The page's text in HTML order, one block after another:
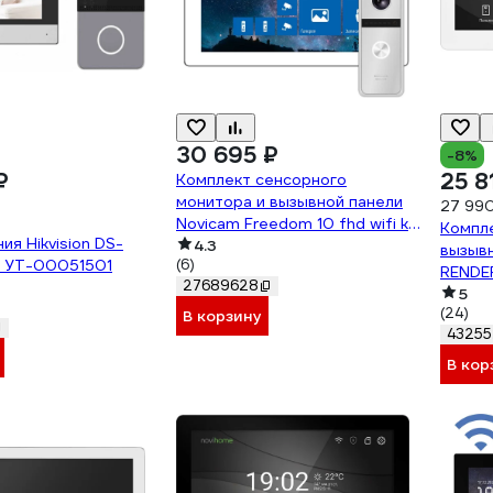
Hikvision DS-
УТ-00051501
30 695 ₽
Комплект сенсорного
монитора и вызывной панели
Novicam Freedom 10 fhd wifi kit
4229
4.3
(6)
27689628
В корзину
-8%
25
27
c 5
(24)
В